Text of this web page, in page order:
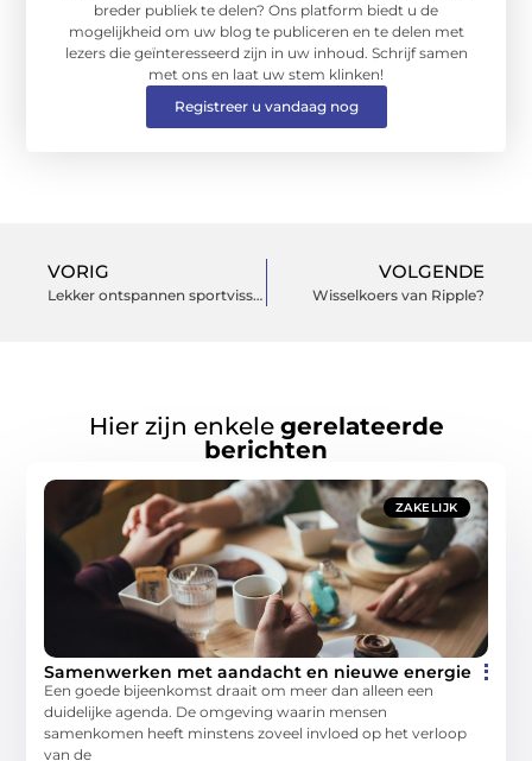
breder publiek te delen? Ons platform biedt u de
mogelijkheid om uw blog te publiceren en te delen met
lezers die geïnteresseerd zijn in uw inhoud. Schrijf samen
met ons en laat uw stem klinken!
Registreer u vandaag nog
VORIG
Lekker ontspannen sportvissen met Fox beetmelders
VOLGENDE
Wisselkoers van Ripple?
Hier zijn enkele gerelateerde
berichten
ZAKELIJK
Samenwerken met aandacht en nieuwe energie
Een goede bijeenkomst draait om meer dan alleen een
duidelijke agenda. De omgeving waarin mensen
samenkomen heeft minstens zoveel invloed op het verloop
van de